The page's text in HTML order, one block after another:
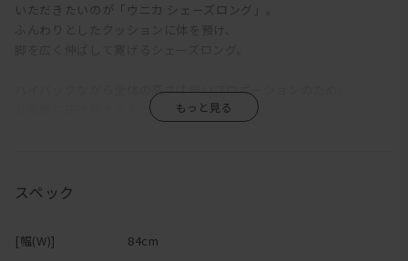
いただきたいのが「ウニカ シェーズロング」。
ハイバックながら全体の高さは低いプロポーションのため、
お部屋に圧迫感を与えづらい。
それでいて強度も保たれた素晴らしい設計。
スペック
[幅(W)]
84cm